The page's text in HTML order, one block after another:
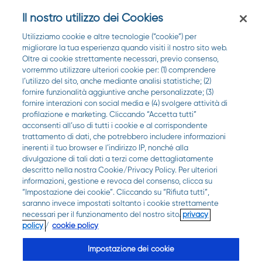
Qui-Z della Salute
Il nostro utilizzo dei Cookies
Utilizziamo cookie e altre tecnologie (“cookie”) per
migliorare la tua esperienza quando visiti il nostro sito web.
Oltre ai cookie strettamente necessari, previo consenso,
vorremmo utilizzare ulteriori cookie per: (1) comprendere
l’utilizzo del sito, anche mediante analisi statistiche; (2)
fornire funzionalità aggiuntive anche personalizzate; (3)
fornire interazioni con social media e (4) svolgere attività di
profilazione e marketing. Cliccando “Accetta tutti”
acconsenti all’uso di tutti i cookie e al corrispondente
trattamento di dati, che potrebbero includere informazioni
inerenti il tuo browser e l’indirizzo IP, nonché alla
divulgazione di tali dati a terzi come dettagliatamente
descritto nella nostra Cookie/Privacy Policy. Per ulteriori
informazioni, gestione e revoca del consenso, clicca su
“Impostazione dei cookie”. Cliccando su “Rifiuta tutti”,
saranno invece impostati soltanto i cookie strettamente
necessari per il funzionamento del nostro sito. privacy
policy / cookie policy
Impostazione dei cookie